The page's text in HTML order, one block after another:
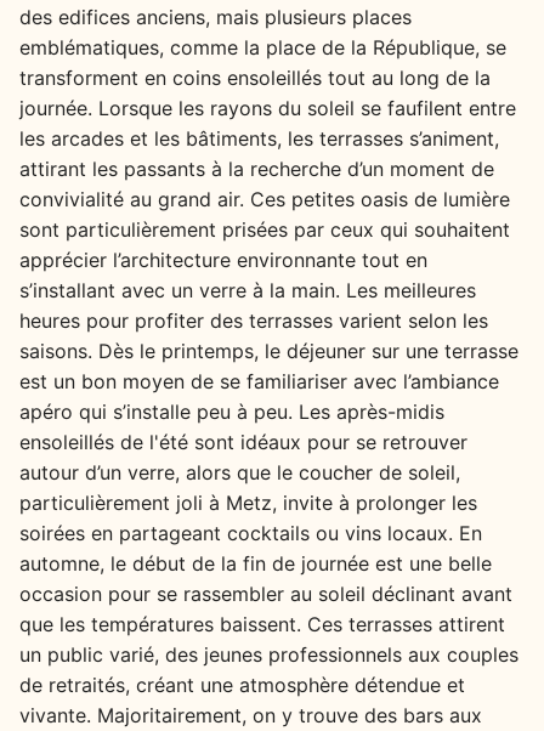
des edifices anciens, mais plusieurs places
emblématiques, comme la place de la République, se
transforment en coins ensoleillés tout au long de la
journée. Lorsque les rayons du soleil se faufilent entre
les arcades et les bâtiments, les terrasses s’animent,
attirant les passants à la recherche d’un moment de
convivialité au grand air. Ces petites oasis de lumière
sont particulièrement prisées par ceux qui souhaitent
apprécier l’architecture environnante tout en
s’installant avec un verre à la main. Les meilleures
heures pour profiter des terrasses varient selon les
saisons. Dès le printemps, le déjeuner sur une terrasse
est un bon moyen de se familiariser avec l’ambiance
apéro qui s’installe peu à peu. Les après-midis
ensoleillés de l'été sont idéaux pour se retrouver
autour d’un verre, alors que le coucher de soleil,
particulièrement joli à Metz, invite à prolonger les
soirées en partageant cocktails ou vins locaux. En
automne, le début de la fin de journée est une belle
occasion pour se rassembler au soleil déclinant avant
que les températures baissent. Ces terrasses attirent
un public varié, des jeunes professionnels aux couples
de retraités, créant une atmosphère détendue et
vivante. Majoritairement, on y trouve des bars aux